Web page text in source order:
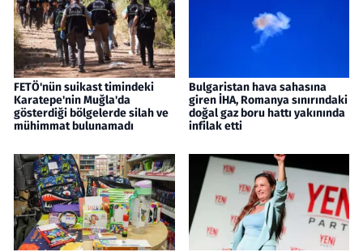
FETÖ'nün suikast timindeki
Karatepe'nin Muğla'da
gösterdiği bölgelerde silah ve
mühimmat bulunamadı
Bulgaristan hava sahasına
giren İHA, Romanya sınırındaki
doğal gaz boru hattı yakınında
infilak etti